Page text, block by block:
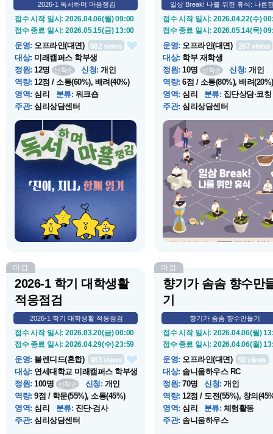
2026-1 독서하며 마음챙김
접수 시작 일시 : 2026.04.06(월) 09:00
접수 종료 일시 : 2026.05.15(금) 13:00
운영: 오프라인(대면) 682 views
대상: 미래캠퍼스 학부생
정원: 12명 선착순 신청: 개인
역량: 12점 / 소통(60%), 배려(40%)
영역 : 심리 분류: 워크숍
주관: 심리상담센터
운영 시작 일시: 2026.05.19(화) 17:30
운영 종료 일시: 2026.05.19(화) 19:30
장소:온라인(비대면)
2026학년도 마음챙김 추천도
서를 기반하여 개별 독서, 필사 기반
마음챙김, 소그룹 독서모임 운영으
자기 감정을 돌보는 마음챙김 습관
형성을 지원하고자 합니다.
일상 Break! 나를 위한 휴식: 나른
접수 시작 일시 : 2026.04.22(수)
접수 종료 일시 : 2026.05.14(목)
운영: 오프라인(대면) 267 views
대상: 학부 재학생
정원: 10명 선착순 신청: 개인
역량: 6점 / 소통(80%), 배려(20%)
영역 : 심리 분류: 집단상담·코칭
주관: 심리상담센터
운영 시작 일시
: 2026.05.14(목)
운영 종료 일시 : 2026.05.14(목)
:컨버전스홀 B124
소개 :점심시간 휴식같은 싱잉볼
상으로 나른한 오후에 힘을 더해
립니다.
마감
2026-1 학기 대학생활
적응점검
2026-1 학기 대학생활 적응점검
접수 시작 일시 : 2026.03.20(금) 00:00
접수 종료 일시 : 2026.04.29(수) 23:59
운영: 블렌디드(혼합) 963 views
대상: 연세대학교 미래캠퍼스 학부생
정원: 100명 선착순 신청: 개인
역량: 9점 / 학문(55%), 소통(45%)
영역 : 심리 분류: 진단·검사
주관: 심리상담센터
마감
향기가 솜솜 향수만
기
향기가 솜솜 향수만들기
접수 시작 일시 : 2026.04.06(월)
접수 종료 일시 : 2026.04.06(월)
운영: 오프라인(대면) 50 views
대상: 솜니움하우스 RC
정원: 70명 신청: 개인
역량: 12점 / 도전(55%), 창의
영역 : 심리 분류: 체험활동
주관: 솜니움하우스